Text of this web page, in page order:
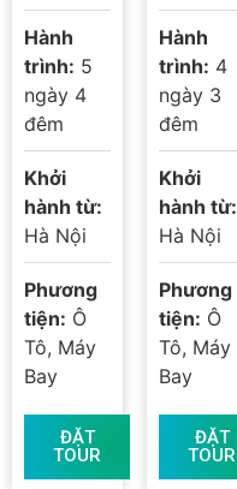
(đường
cao tốc)
– HÀ NỘI
| 5N4D
Hành
trình: 5
ngày 4
đêm
Khởi
hành từ:
Hà Nội
Phương
tiện: Ô
Tô, Máy
Bay
ĐẶT
TOUR
Trình 4
Ngày 3
Đêm
Chinh
Phục Nóc
Nhà
Đông
Dương
Hành
trình: 4
ngày 3
đêm
Khởi
hành từ:
Hà Nội
Phương
tiện: Ô
Tô, Máy
Bay
ĐẶT
TOUR